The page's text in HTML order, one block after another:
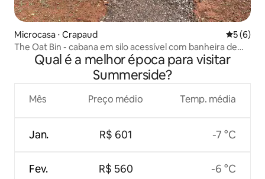
Microcasa ⋅ Crapaud 5 de
5 (6)
The Oat Bin - cabana em silo acessível com banheira de
hidromassagem
Qual é a melhor época para visitar
Summerside?
Mês
Jan.
Fev.
Preço médio
R$ 601
R$ 560
Temp. média
-7 °C
-6 °C